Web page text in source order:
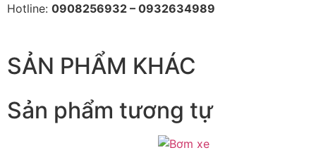
Hotline: 0908256932 – 0932634989
SẢN PHẨM KHÁC
Sản phẩm tương tự